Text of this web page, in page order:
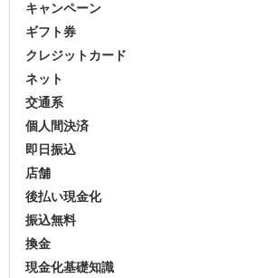
キャンペーン
ギフト券
クレジットカード
ネット
交通系
個人間決済
即日振込
店舗
後払い現金化
振込無料
換金
現金化基礎知識